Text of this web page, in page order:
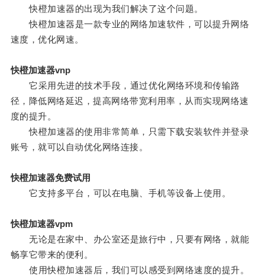
快橙加速器的出现为我们解决了这个问题。
快橙加速器是一款专业的网络加速软件，可以提升网络
速度，优化网速。
快橙加速器vnp
它采用先进的技术手段，通过优化网络环境和传输路
径，降低网络延迟，提高网络带宽利用率，从而实现网络速
度的提升。
快橙加速器的使用非常简单，只需下载安装软件并登录
账号，就可以自动优化网络连接。
快橙加速器免费试用
它支持多平台，可以在电脑、手机等设备上使用。
快橙加速器vpm
无论是在家中、办公室还是旅行中，只要有网络，就能
畅享它带来的便利。
使用快橙加速器后，我们可以感受到网络速度的提升。